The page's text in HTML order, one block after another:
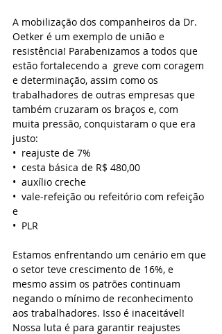
A mobilização dos companheiros da Dr.
Oetker é um exemplo de união e
resistência! Parabenizamos a todos que
estão fortalecendo a  greve com coragem
e determinação, assim como os
trabalhadores de outras empresas que
também cruzaram os braços e, com
muita pressão, conquistaram o que era
justo:
•⁠  ⁠reajuste de 7%
•⁠  ⁠⁠cesta básica de R$ 480,00
•⁠  ⁠⁠auxílio creche
•⁠  ⁠⁠vale-refeição ou refeitório com refeição
e
•⁠  ⁠⁠PLR
Estamos enfrentando um cenário em que
o setor teve crescimento de 16%, e
mesmo assim os patrões continuam
negando o mínimo de reconhecimento
aos trabalhadores. Isso é inaceitável!
Nossa luta é para garantir reajustes